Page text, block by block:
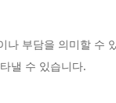
나 부담을 의미할 수
낼 수 있습니다.